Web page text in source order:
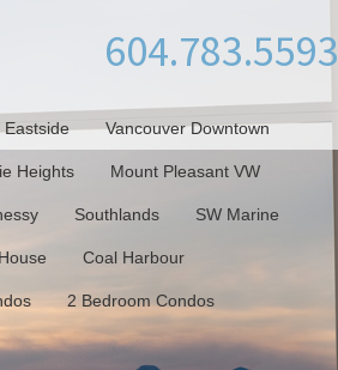
604.783.5593
Eastside Vancouver Downtown
Heights Mount Pleasant VW
Southlands SW Marine
House Coal Harbour
2 Bedroom Condos